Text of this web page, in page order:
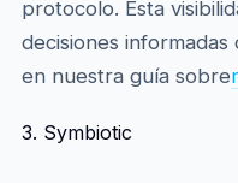
protocolo. Esta
decisiones
en nuestra guía sobre
3. Symbiotic